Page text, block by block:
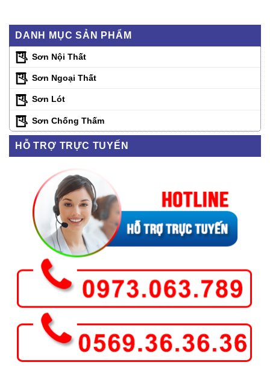
DANH MỤC SẢN PHẨM
Sơn Nội Thất
Sơn Ngoại Thất
Sơn Lót
Sơn Chống Thấm
HỖ TRỢ TRỰC TUYẾN